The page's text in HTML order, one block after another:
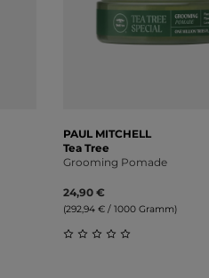
PAUL MITCHELL
Tea Tree
Grooming Pomade
24,90 €
(292,94 € / 1000 Gramm)